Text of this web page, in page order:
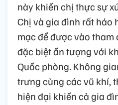
này khiến chị thực sự
Chị và gia đình rất háo
mạc để được vào tham
đặc biệt ấn tượng với
Quốc phòng. Không
trưng cùng các vũ khí,
hiện đại khiến cả gia